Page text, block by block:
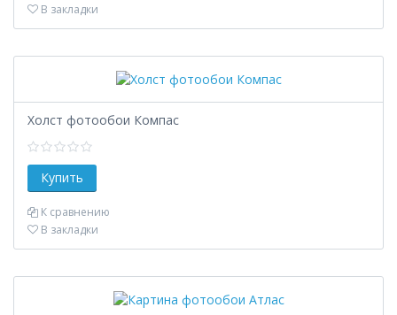
В закладки
Холст фотообои Компас
К сравнению
В закладки